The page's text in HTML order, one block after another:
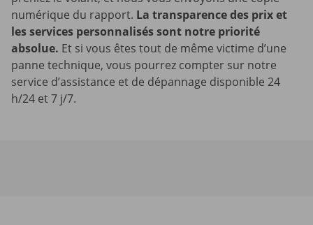
numérique du rapport. La transparence des prix et
les services personnalisés sont notre priorité
absolue. Et si vous êtes tout de même victime d’une
panne technique, vous pourrez compter sur notre
service d’assistance et de dépannage disponible 24
h/24 et 7 j/7.